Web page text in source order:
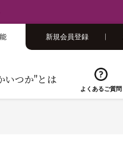
いつか"とは
よくあるご質問
新規会員登録